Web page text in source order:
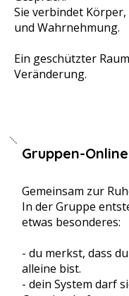
Sie verbindet
und Wahrnehmung.
Ein geschützter
Veränderung.
Gruppen-
Gemeinsam zur
In der Gruppe
etwas besonderes:
- du merkst, dass
alleine bist.
- dein System darf